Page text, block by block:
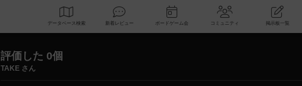
データベース 検索 新着レビュー ボードゲーム会 コミュニティ
評価した 0個
TAKE さん